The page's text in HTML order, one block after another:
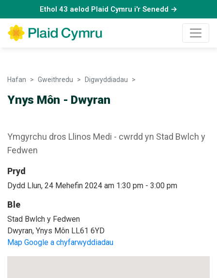
Ethol 43 aelod Plaid Cymru i'r Senedd →
Hafan Gweithredu Digwyddiadau
Ynys Môn - Dwyran
Ymgyrchu dros Llinos Medi - cwrdd yn Stad Bwlch y
Fedwen
Pryd
Dydd Llun, 24 Mehefin 2024 am 1:30 pm - 3:00 pm
Ble
Stad Bwlch y Fedwen
Dwyran, Ynys Môn LL61 6YD
Map Google a chyfarwyddiadau